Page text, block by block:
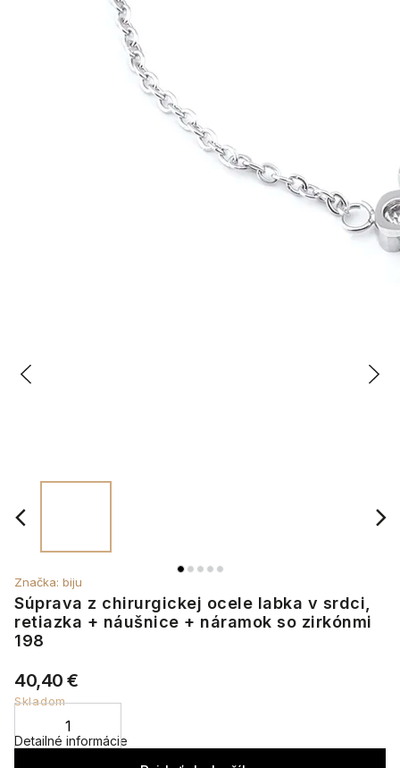
Súprava z chirurgickej ocele labka v srdci,
retiazka + náušnice + náramok so zirkónmi
198
Značka: biju
40,40 €
Skladom
Detailné informácie